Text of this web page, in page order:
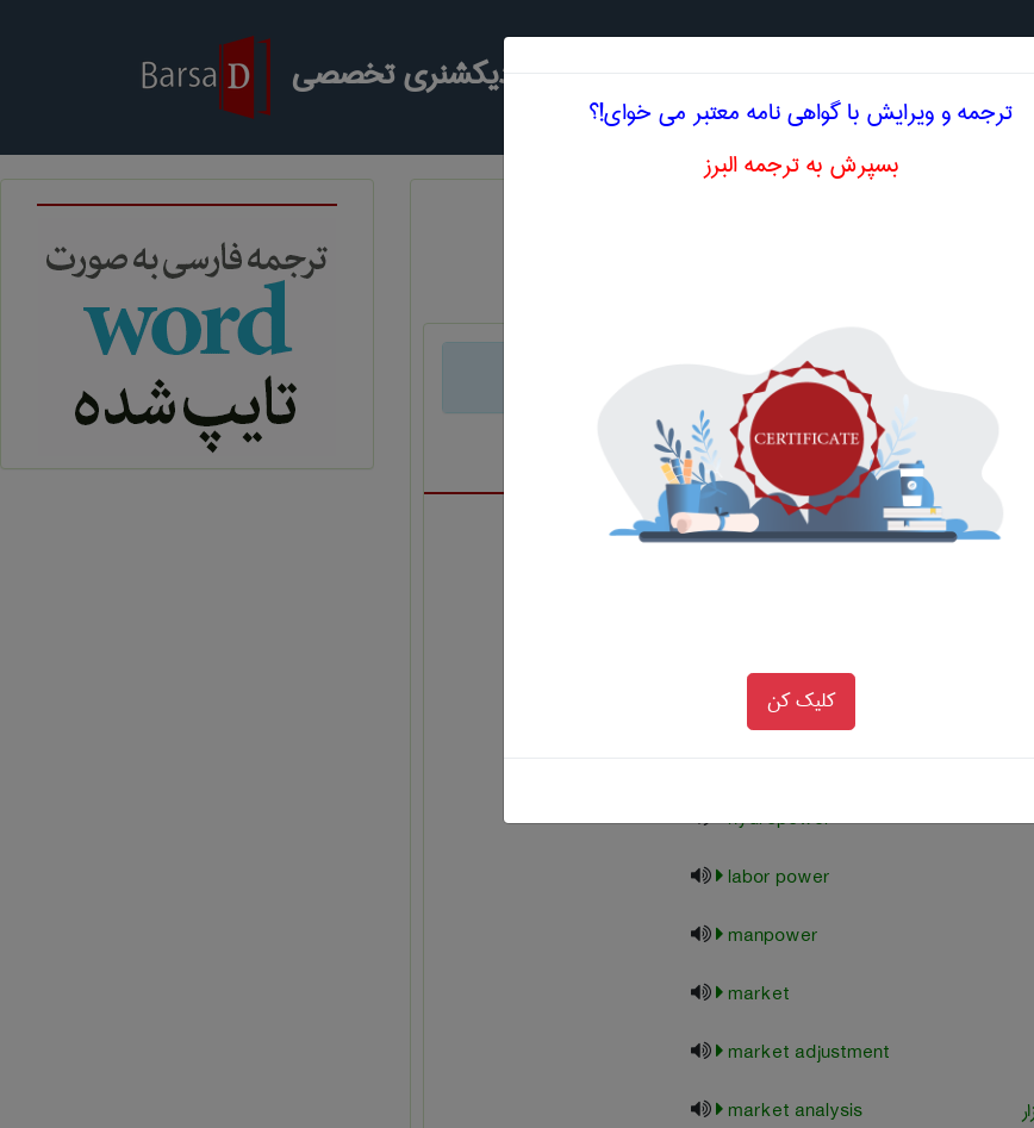
جستجو در دیکشنری تخصصی
بازار
market power
تخصصی فارسی توانایی بازار
قدرت یک
قدرت گروه
اتحادیه
قدرتتولید
میشود
countervailing power
economic power
hydropower
labor power
manpower
market
market adjustment
market analysis
ترجمه و ویرایش با گواهی نامه معتبر می خوای!؟
بسپرش به ترجمه البرز
کلیک کن